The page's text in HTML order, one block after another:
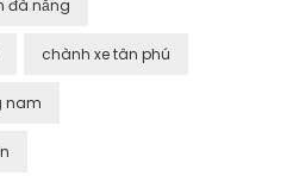
đà nẵng
chành xe tân phú
nam